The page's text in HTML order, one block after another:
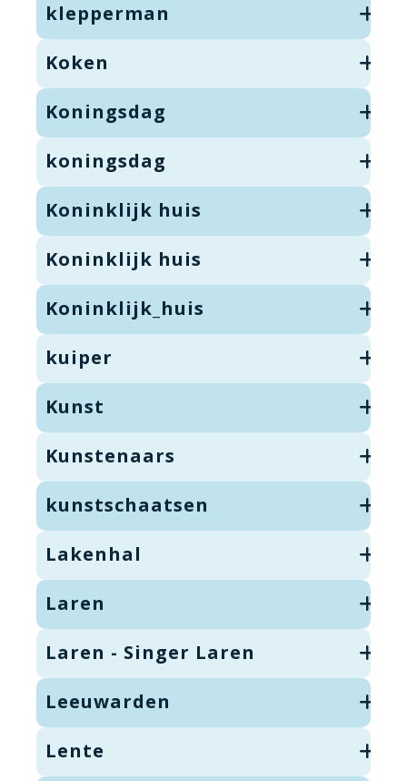
klepperman
Koken
Koningsdag
koningsdag
Koninklijk huis
Koninklijk huis
Koninklijk_huis
kuiper
Kunst
Kunstenaars
kunstschaatsen
Lakenhal
Laren
Laren - Singer Laren
Leeuwarden
Lente